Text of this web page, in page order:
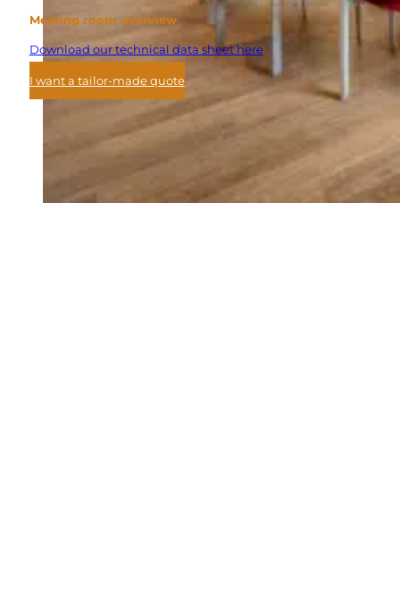
Meeting room overview
Download our technical data sheet here
I want a tailor-made quote